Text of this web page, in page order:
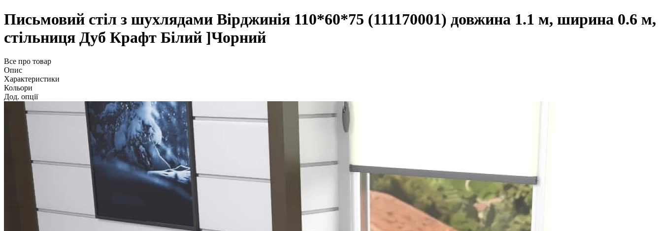
Письмовий стіл з шухлядами Вірджинія 110*60*75 (111170001) довжина 1.1 м, ширина 0.6 м,
стільниця Дуб Крафт Білий ]Чорний
Все про товар
Опис
Характеристики
Кольори
Дод. опції